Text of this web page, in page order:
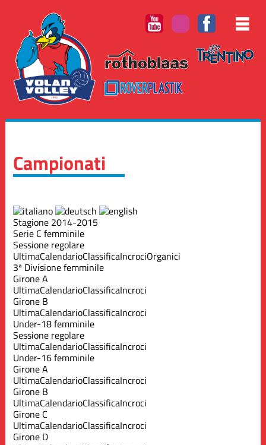
Campionati
Stagione 2014-2015
Serie C femminile
Sessione regolare
UltimaCalendarioClassificaIncrociOrganici
3ª Divisione femminile
Girone A
UltimaCalendarioClassificaIncroci
Girone B
UltimaCalendarioClassificaIncroci
Under-18 femminile
Sessione regolare
UltimaCalendarioClassificaIncroci
Under-16 femminile
Girone A
UltimaCalendarioClassificaIncroci
Girone B
UltimaCalendarioClassificaIncroci
Girone C
UltimaCalendarioClassificaIncroci
Girone D